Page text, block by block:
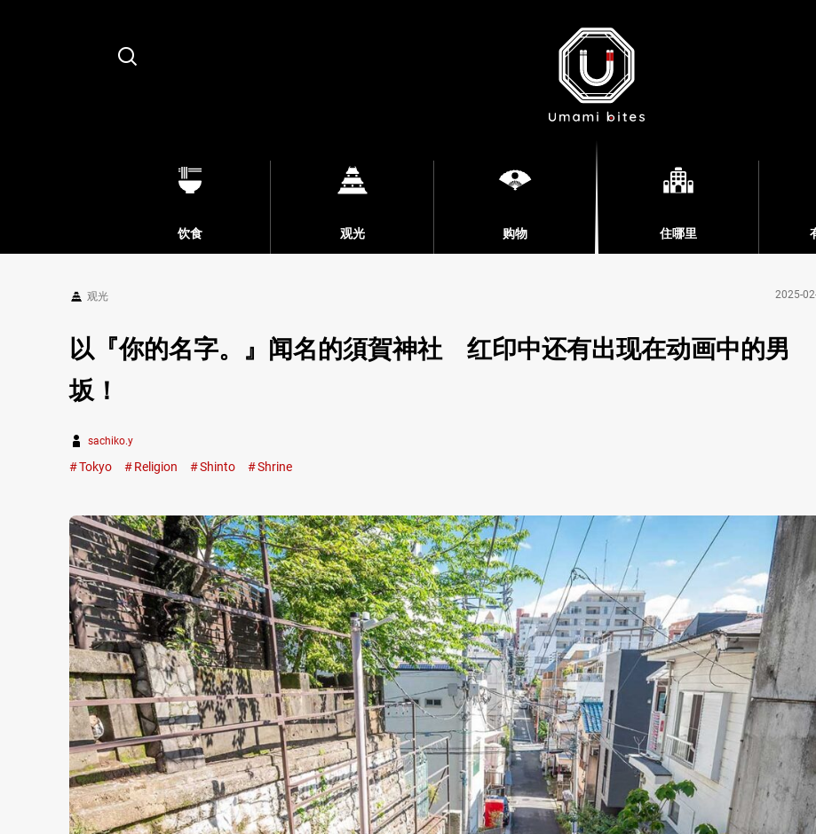
Search
饮食 观光 购物 住哪里
观光 2025-
以『你的名字。』闻名的須賀神社 红印中还有出现在动画中的男
坂！
sachiko.y
Tokyo Religion Shinto Shrine